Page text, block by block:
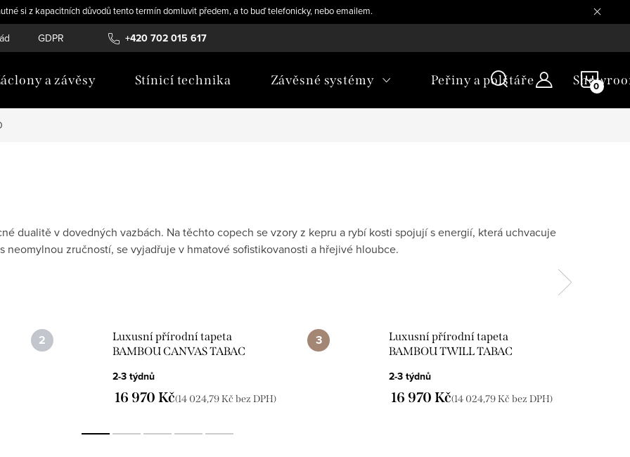
si z kapacitních důvodů tento termín domluvit předem, a to buď telefonicky, nebo emailem.
+420 702 015 617
GDPR Novinky
a závěsy Stínicí technika Závěsné systémy Peřiny a polštáře
dualitě v dovedných vazbách. Na těchto copech se vzory z kepru a rybí kosti spojují s energií, která uchvacuje
zručností, se vyjadřuje v hmatové sofistikovanosti a hřejivé hloubce.
Luxusní přírodní tapeta
BAMBOU CANVAS TABAC
2-3 týdnů
16 970 Kč(14 024,79 Kč bez DPH)
Luxusní přírodní tapeta
BAMBOU TWILL TABAC
2-3 týdnů
16 970 Kč(14 024,79 Kč bez DPH)